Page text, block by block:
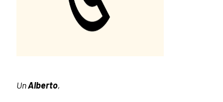
UnAlberto,